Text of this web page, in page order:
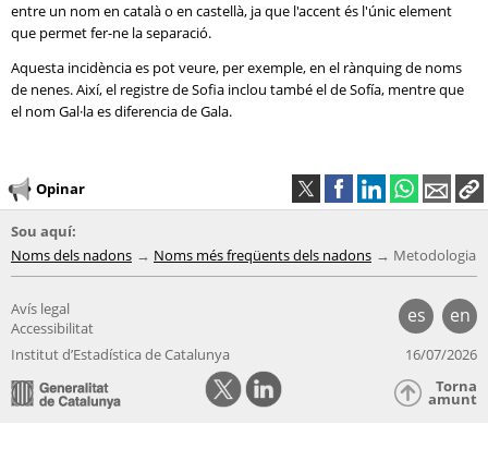
entre un nom en català o en castellà, ja que l'accent és l'únic element
que permet fer-ne la separació.
Aquesta incidència es pot veure, per exemple, en el rànquing de noms
de nenes. Així, el registre de Sofia inclou també el de Sofía, mentre que
el nom Gal·la es diferencia de Gala.
Opinar
Sou aquí:
Noms dels nadons
Noms més freqüents dels nadons Metodologia
es en
Avís legal
Accessibilitat
Institut d’Estadística de Catalunya
16/07/2026
Torna
amunt